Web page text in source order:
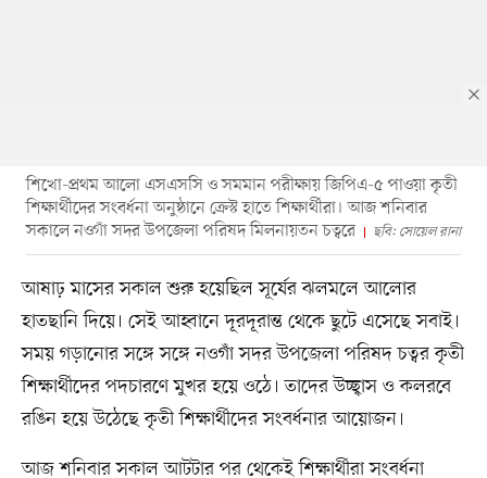
শিখো-প্রথম আলো এসএসসি ও সমমান পরীক্ষায় জিপিএ-৫ পাওয়া কৃতী
শিক্ষার্থীদের সংবর্ধনা অনুষ্ঠানে ক্রেস্ট হাতে শিক্ষার্থীরা। আজ শনিবার
সকালে নওগাঁ সদর উপজেলা পরিষদ মিলনায়তন চত্বরে
ছবি: সোয়েল রানা
আষাঢ় মাসের সকাল শুরু হয়েছিল সূর্যের ঝলমলে আলোর
হাতছানি দিয়ে। সেই আহ্বানে দূরদূরান্ত থেকে ছুটে এসেছে সবাই।
সময় গড়ানোর সঙ্গে সঙ্গে নওগাঁ সদর উপজেলা পরিষদ চত্বর কৃতী
শিক্ষার্থীদের পদচারণে মুখর হয়ে ওঠে। তাদের উচ্ছ্বাস ও কলরবে
রঙিন হয়ে উঠেছে কৃতী শিক্ষার্থীদের সংবর্ধনার আয়োজন।
আজ শনিবার সকাল আটটার পর থেকেই শিক্ষার্থীরা সংবর্ধনা